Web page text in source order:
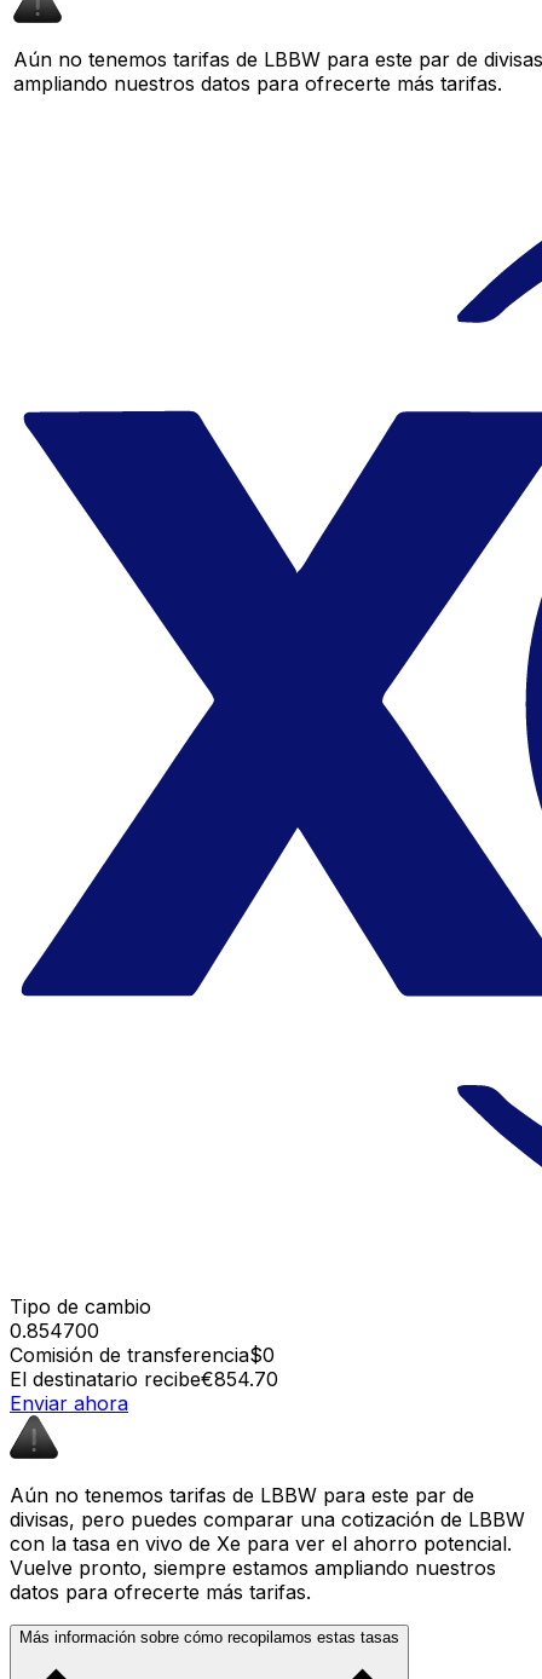
Aún no tenemos tarifas de LBBW para este par de
ampliando nuestros datos para ofrecerte más tarifas.
Tipo de cambio
0.854700
Comisión de transferencia$0
El destinatario recibe€854.70
Enviar ahora
Aún no tenemos tarifas de LBBW para este par de
divisas, pero puedes comparar una cotización de LBBW
con la tasa en vivo de Xe para ver el ahorro potencial.
Vuelve pronto, siempre estamos ampliando nuestros
datos para ofrecerte más tarifas.
Más información sobre cómo recopilamos estas tasas